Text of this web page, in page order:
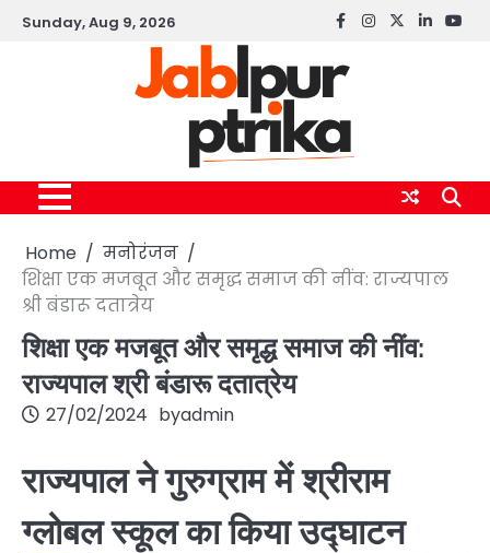
SkipSunday, Aug 9, 2026 Facebook
instagram
twitterlinkedin
Home
मनोरंजन
शिक्षा एक मजबूत और समृद्ध समाज की नींव: राज्यपाल
श्री बंडारू दतात्रेय
शिक्षा एक मजबूत और समृद्ध समाज की नींव:
राज्यपाल श्री बंडारू दतात्रेय
27/02/2024 byadmin
राज्यपाल ने गुरुग्राम में श्रीराम
ग्लोबल स्कूल का किया उद्घाटन